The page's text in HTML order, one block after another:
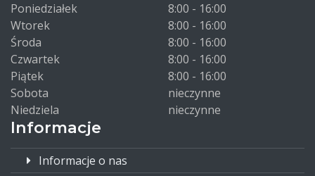
Poniedziałek
8:00 - 16:00
Wtorek
8:00 - 16:00
Środa
8:00 - 16:00
Czwartek
8:00 - 16:00
Piątek
8:00 - 16:00
Sobota
nieczynne
Niedziela
nieczynne
Informacje
Informacje o nas